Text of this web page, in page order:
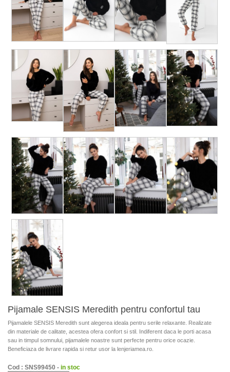
Pijamale SENSIS Meredith pentru confortul tau
Pijamalele SENSIS Meredith sunt alegerea ideala pentru serile relaxante. Realizate
din materiale de calitate, acestea ofera confort si stil. Indiferent daca le porti acasa
sau in timpul somnului, pijamalele noastre sunt perfecte pentru orice ocazie.
Beneficiaza de livrare rapida si retur usor la lenjeriamea.ro.
Cod : SNS99450 - in stoc